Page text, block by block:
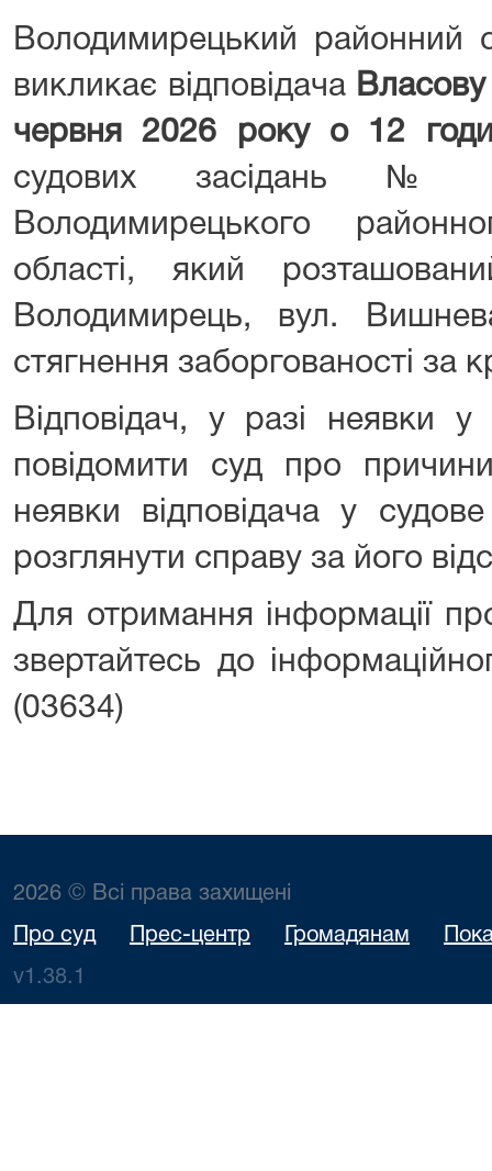
Володимирецький районний
викликає відповідачаВласову
червня
2026 року о 12
судових засідань
Володимирецького
області, який
Володимирець, вул.
стягнення заборгованості за
Відповідач, у разі неявки
повідомити суд про
неявки відповідача у
розглянути справу за його
Для отримання інформації
звертайтесь до
(03634)
2026 © Всі права захищені
Про суд Прес-центр Громадянам
v1.38.1